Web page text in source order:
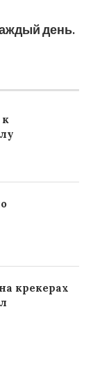
день.
к
крекерах